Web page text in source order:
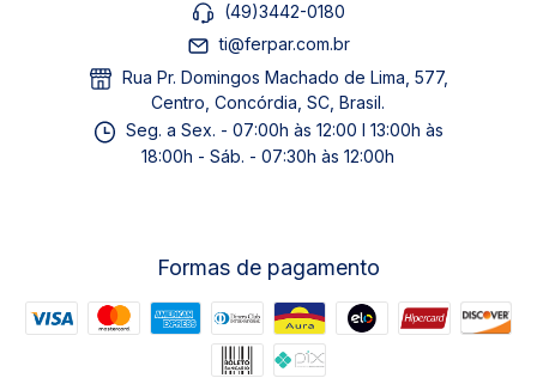
(49)3442-0180
ti@ferpar.com.br
Rua Pr. Domingos Machado de Lima, 577,
Centro, Concórdia, SC, Brasil.
Seg. a Sex. - 07:00h às 12:00 I 13:00h às
18:00h - Sáb. - 07:30h às 12:00h
Formas de pagamento